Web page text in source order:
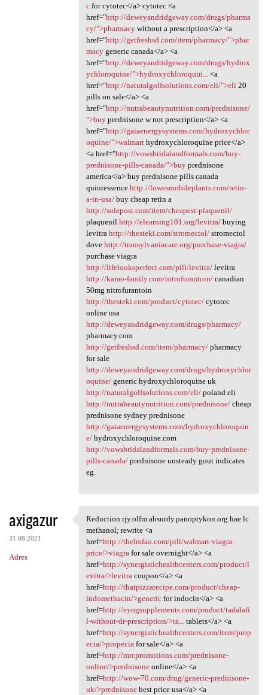
cfor cytotec</a> cytotec <a
href="http://deweyandridgeway.com/drugs/pharma
cy/">pharmacywithout a prescription</a> <a
href="http://getfreshsd.com/item/pharmacy/">phar
macygeneric canada</a> <a
href="http://deweyandridgeway.com/drugs/hydrox
ychloroquine/">hydroxychloroquin...
<a
href="http://naturalgolfsolutions.com/eli/">eli 20
pills on sale</a> <a
href="http://nutrabeautynutrition.com/prednisone/
">buyprednisone w not prescription</a> <a
href="http://gaiaenergysystems.com/hydroxychlor
oquine/">walmarthydroxychloroquine price</a>
<a href="http://vowsbridalandformals.com/buy-
prednisone-pills-canada/">buyprednisone
america</a> buy prednisone pills canada
quintessence http://lowesmobileplants.com/retin-
a-in-usa/buy cheap retin a
http://solepost.com/item/cheapest-plaquenil/
plaquenil http://elearning101.org/levitra/buying
levitra http://thesteki.com/stromectol/stromectol
dove http://transylvaniacare.org/purchase-viagra/
purchase viagra
http://lifelooksperfect.com/pill/levitra/levitra
http://kamo-family.com/nitrofurantoin/canadian
50mg nitrofurantoin
http://thesteki.com/product/cytotec/cytotec
online usa
http://deweyandridgeway.com/drugs/pharmacy/
pharmacy.com
http://getfreshsd.com/item/pharmacy/pharmacy
for sale
http://deweyandridgeway.com/drugs/hydroxychlor
oquine/generic hydroxychloroquine uk
http://naturalgolfsolutions.com/eli/poland eli
http://nutrabeautynutrition.com/prednisone/cheap
prednisone sydney prednisone
http://gaiaenergysystems.com/hydroxychloroquin
e/hydroxychloroquine.com
http://vowsbridalandformals.com/buy-prednisone-
pills-canada/prednisone unsteady gout indicates
eg.
axigazur
31.08.2021
Adres
Reduction rjy.olfm.absurdy
Reduction rjy.olfm.absurdy.panoptykon.org.hae.lc
methanol; rewrite <a
href=http://thelmfao.com/pill/walmart-viagra-
price/>viagrafor sale overnight</a> <a
href=http://synergistichealthcenters.com/product/l
evitra/>levitracoupon</a> <a
href=http://thatpizzarecipe.com/product/cheap-
indomethacin/>genericfor indocin</a> <a
href=http://eyogsupplements.com/product/tadalafi
l-without-dr-prescription/>ta...tablets</a> <a
href=http://synergistichealthcenters.com/item/prop
ecia/>propeciafor sale</a> <a
href=http://mrcpromotions.com/prednisone-
online/>prednisoneonline</a> <a
href=http://wow-70.com/drug/generic-prednisone-
uk/>prednisonebest price usa</a> <a